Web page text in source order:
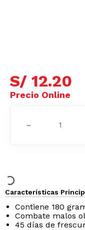
S/ 12 20
Características
Contiene 180
Combate malos
45 días de
Deliciosa